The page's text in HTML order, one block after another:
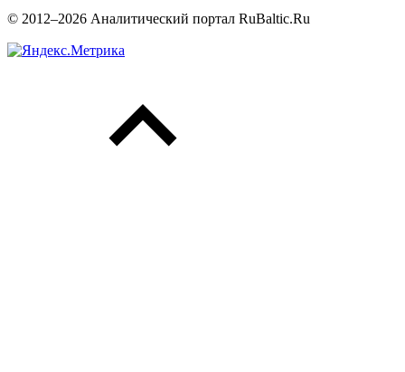
© 2012–2026 Аналитический портал RuBaltic.Ru